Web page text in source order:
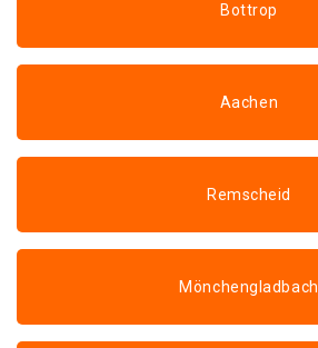
Bottrop
Aachen
Remscheid
Mönchengladbach